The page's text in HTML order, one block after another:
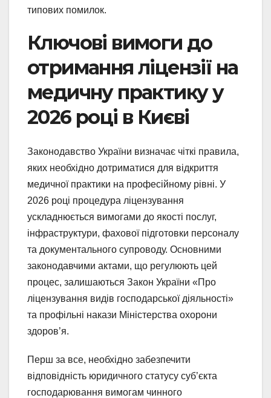
типових помилок.
Ключові вимоги до
отримання ліцензії на
медичну практику у
2026 році в Києві
Законодавство України визначає чіткі правила,
яких необхідно дотриматися для відкриття
медичної практики на професійному рівні. У
2026 році процедура ліцензування
ускладнюється вимогами до якості послуг,
інфраструктури, фахової підготовки персоналу
та документального супроводу. Основними
законодавчими актами, що регулюють цей
процес, залишаються Закон України «Про
ліцензування видів господарської діяльності»
та профільні накази Міністерства охорони
здоров’я.
Перш за все, необхідно забезпечити
відповідність юридичного статусу суб’єкта
господарювання вимогам чинного